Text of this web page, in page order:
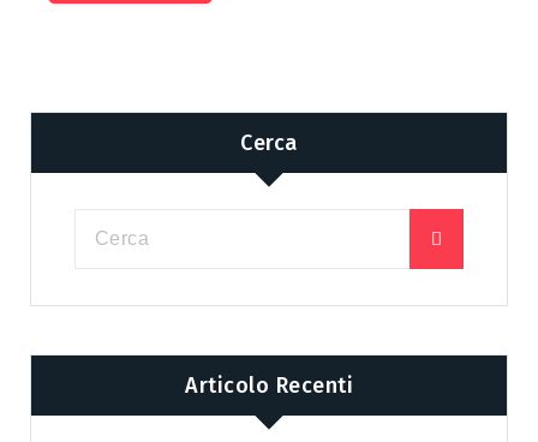
Cerca
Articolo Recenti